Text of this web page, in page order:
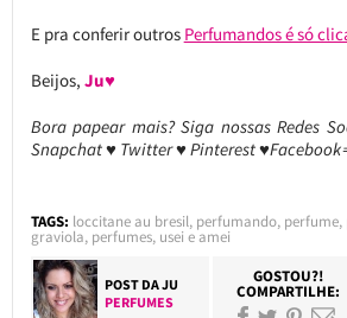
E pra conferir outros Perfumandos é só
Beijos, Ju♥
Bora papear mais? Siga nossas Redes
Snapchat ♥ Twitter ♥ Pinterest
TAGS: loccitane au bresil, perfumando, perfume,
graviola, perfumes, usei e amei
POST DAJU
PERFUMES
GOSTOU?!
COMPARTILHE: